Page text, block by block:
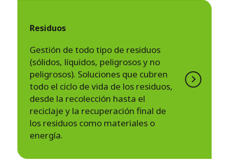
Residuos
Gestión de todo tipo de residuos
(sólidos, líquidos, peligrosos y no
peligrosos). Soluciones que cubren
todo el ciclo de vida de los residuos,
desde la recolección hasta el
reciclaje y la recuperación final de
los residuos como materiales o
energía.